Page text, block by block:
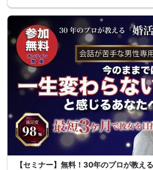
【セミナー】無料！30年のプロが教え